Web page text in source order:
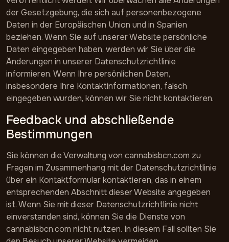
der Gesetzgebung, die sich auf personenbezogene
Daten in der Europäischen Union und in Spanien
beziehen. Wenn Sie auf unserer Website persönliche
Daten eingegeben haben, werden wir Sie über die
Änderungen in unserer Datenschutzrichtlinie
informieren. Wenn Ihre persönlichen Daten,
insbesondere Ihre Kontaktinformationen, falsch
eingegeben wurden, können wir Sie nicht kontaktieren.
Feedback und abschließende
Bestimmungen
Sie können die Verwaltung von cannabisbcn.com zu
Fragen im Zusammenhang mit der Datenschutzrichtlinie
über ein Kontaktformular kontaktieren, das in einem
entsprechenden Abschnitt dieser Website angegeben
ist. Wenn Sie mit dieser Datenschutzrichtlinie nicht
einverstanden sind, können Sie die Dienste von
cannabisbcn.com nicht nutzen. In diesem Fall sollten Sie